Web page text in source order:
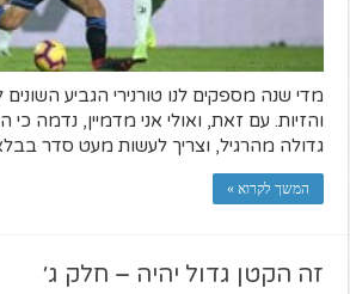
מדי שנה מספקים לנו טורנירי הגביע
והזיות. עם זאת, ואולי אני מדמיין, נדמה
גדולה מהרגיל, וצריך לעשות מעט סדר
המשך לקרוא »
זה הקטן גדול יהיה – חלק ג׳